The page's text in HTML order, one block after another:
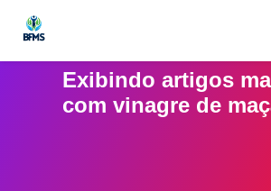
Exibindo artigos
com vinagre de